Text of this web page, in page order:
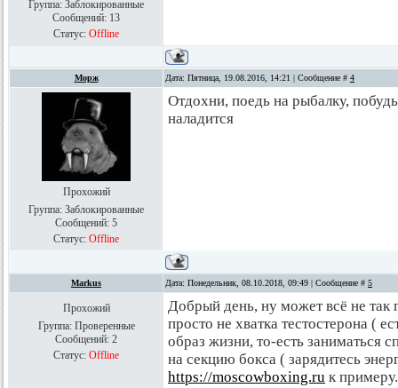
Группа: Заблокированные
Сообщений: 13
Статус: Offline
Морж Дата: Пятница, 19.08.2016, 14:21 | Сообщение # 4
Прохожий
Группа: Заблокированные
Сообщений: 5
Статус: Offline
Отдохни, поедь на рыбалку,
наладится
Markus Дата: Понедельник, 08.10.2018, 09:49 | Сообщение # 5
Прохожий
Группа: Проверенные
Сообщений: 2
Статус: Offline
Добрый день, ну может всё не так
просто не хватка тестостерона (
образ жизни, то-есть заниматься
на секцию бокса ( зарядитесь
https://moscowboxing.ru к примеру.